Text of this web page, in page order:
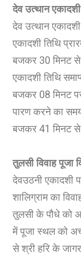
देव उत्थान एकादशी
देव उत्थान
एकादशी तिथि
बजकर 30 मिनट
एकादशी तिथि
बजकर 08 मिनट
पारण करने का
बजकर 41 मिनट
तुलसी विवाह पूजा
देवउठनी एकादशी
शालिग्राम का
तुलसी के पौधे को
में पूजा स्थल को
से श्री हरि के